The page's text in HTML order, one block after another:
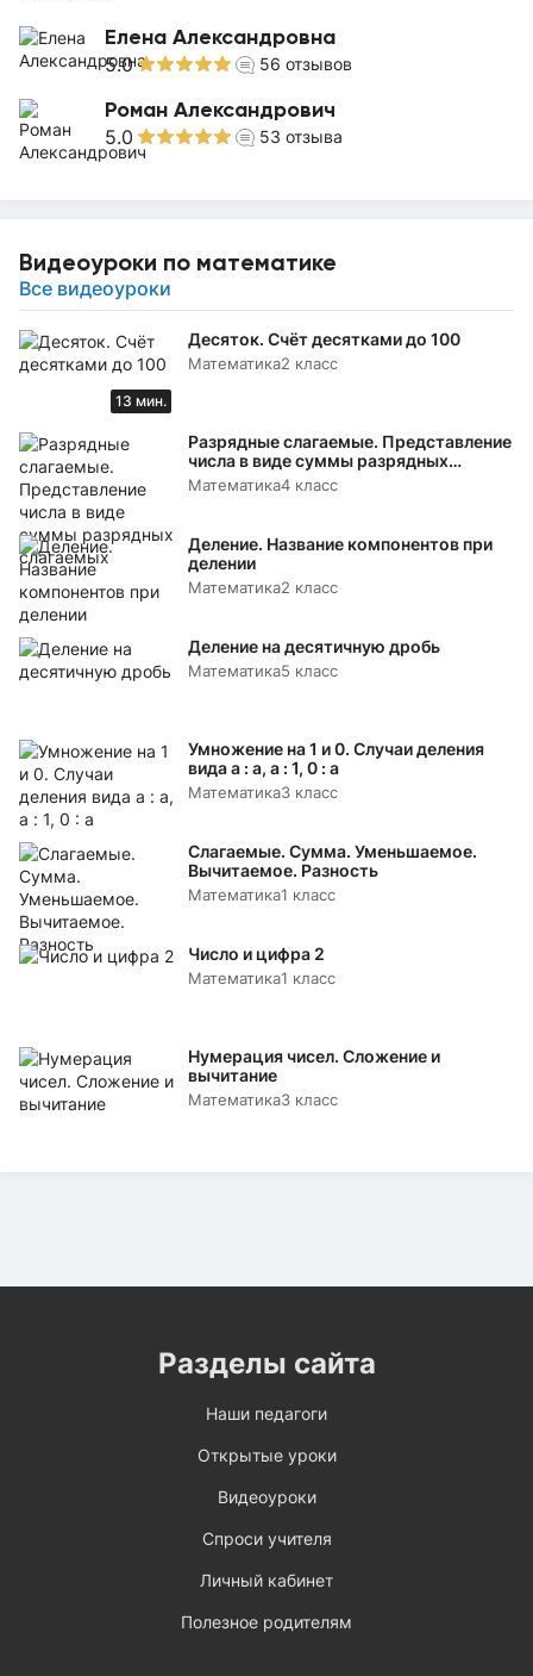
Елена Александровна
5.0 56 отзывов
Роман Александрович
5.0 53 отзыва
Видеоуроки по математике
Все видеоуроки
13 мин.
Десяток. Счёт десятками до 100
Математика2 класс
Разрядные слагаемые. Представление
числа в виде суммы разрядных
слагаемых
Математика4 класс
Деление. Название компонентов при
делении
Математика2 класс
Деление на десятичную дробь
Математика5 класс
Умножение на 1 и 0. Случаи деления
вида а : а, а : 1, 0 : а
Математика3 класс
Слагаемые. Сумма. Уменьшаемое.
Вычитаемое. Разность
Математика1 класс
Число и цифра 2
Математика1 класс
Нумерация чисел. Сложение и
вычитание
Математика3 класс
Разделы сайта
Наши педагоги
Открытые уроки
Видеоуроки
Спроси учителя
Личный кабинет
Полезное родителям